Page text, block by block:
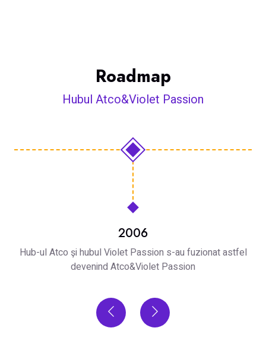
Roadmap
Hubul Atco&Violet Passion
2006
Hub-ul Atco şi hubul Violet Passion s-au fuzionat astfel
devenind Atco&Violet Passion